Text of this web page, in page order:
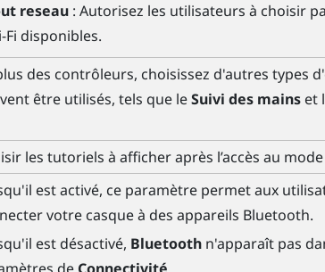
reseau : Autorisez les utilisateurs à choisir
Fi disponibles.
des contrôleurs, choisissez d'autres types
être utilisés, tels que leSuivi des mainset
les tutoriels à afficher après l’accès au
est activé, ce paramètre permet aux
votre casque à des appareils Bluetooth.
est désactivé, Bluetoothn'apparaît pas